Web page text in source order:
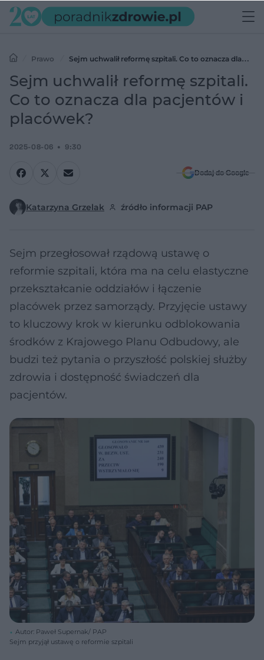
Prawo
Sejm uchwalił reformę szpitali. Co to oznacza dla
pacjentów i placówek?
Sejm uchwalił reformę szpitali.
Co to oznacza dla pacjentów i
placówek?
2025-08-06 9:30
Dodaj do Google
Katarzyna Grzelak źródło informacji PAP
Sejm przegłosował rządową ustawę o
reformie szpitali, która ma na celu elastyczne
przekształcanie oddziałów i łączenie
placówek przez samorządy. Przyjęcie ustawy
to kluczowy krok w kierunku odblokowania
środków z Krajowego Planu Odbudowy, ale
budzi też pytania o przyszłość polskiej służby
zdrowia i dostępność świadczeń dla
pacjentów.
Autor: Paweł Supernak/ PAP
Sejm przyjął ustawę o reformie szpitali